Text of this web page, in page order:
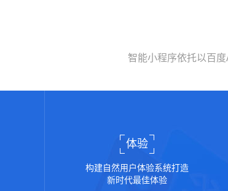
智能小程序依托以百
体验
构建自然用户体验系统打造
新时代最佳体验